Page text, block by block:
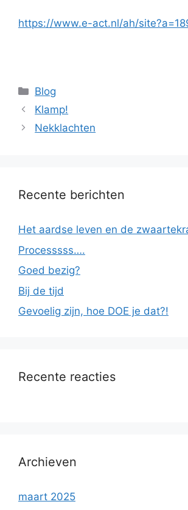
https://www.e-act.nl/ah/
Categorieën
Blog
Klamp!
Nekklachten
Recente berichten
Het aardse leven en de
Processsss….
Goed bezig?
Bij de tijd
Gevoelig zijn, hoe DOE je dat?!
Recente reacties
Archieven
maart 2025